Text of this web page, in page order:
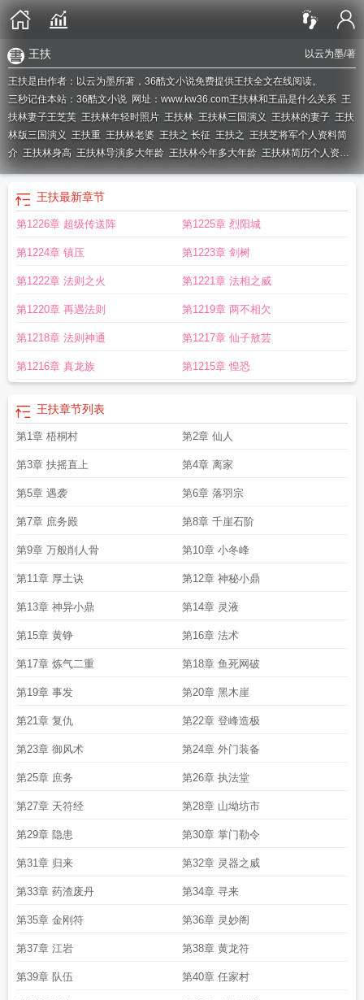
以云为墨/著
王扶
王扶是由作者：以云为墨所著，36酷文小说免费提供王扶全文在线阅读。
三秒记住本站：36酷文小说 网址：www.kw36.com王扶林和王晶是什么关系 王
扶林妻子王芝芙 王扶林年轻时照片 王扶林 王扶林三国演义 王扶林的妻子 王扶
林版三国演义 王扶重 王扶林老婆 王扶之 长征 王扶之 王扶芝将军个人资料简
介 王扶林身高 王扶林导演多大年龄 王扶林今年多大年龄 王扶林简历个人资料
简介王扶之简介王扶林多少岁了王扶林导演最近怎么样王扶松王扶林现
王扶林为什么不拍水浒传
林三国演义李姓演员是谁
演浙师是哪年王扶摇 这个名字怎么样 王扶林总导演 王扶林的妻子王芝芙
演王扶林评价陈晓旭 王扶修仙从神秘小鼎开始
介王扶林导演的三国演义是哪一年的 王扶林拍三国演义王扶林说的李姓演员是
作品有哪些 王扶林导演浙世是哪年 王扶林谈陈晓旭王扶子将军
个人简历王扶林将军简历 王扶林口中的李姓演员 王扶林最初让谁演曹操
王扶最新章节
第1226章 超级传送阵 第1225章 烈阳城
第1224章 镇压 第1223章 剑树
第1222章 法则之火 第1221章 法相之威
第1220章 再遇法则 第1219章 两不相欠
第1218章 法则神通 第1217章 仙子敖芸
第1216章 真龙族 第1215章 惶恐
王扶章节列表
第1章 梧桐村 第2章 仙人
第3章 扶摇直上 第4章 离家
第5章 遇袭 第6章 落羽宗
第7章 庶务殿 第8章 千崖石阶
第9章 万般削人骨 第10章 小冬峰
第11章 厚土诀 第12章 神秘小鼎
第13章 神异小鼎 第14章 灵液
第15章 黄铮 第16章 法术
第17章 炼气二重 第18章 鱼死网破
第19章 事发 第20章 黑木崖
第21章 复仇 第22章 登峰造极
第23章 御风术 第24章 外门装备
第25章 庶务 第26章 执法堂
第27章 天符经 第28章 山坳坊市
第29章 隐患 第30章 掌门勒令
第31章 归来 第32章 灵器之威
第33章 药渣废丹 第34章 寻来
第35章 金刚符 第36章 灵妙阁
第37章 江岩 第38章 黄龙符
第39章 队伍 第40章 任家村